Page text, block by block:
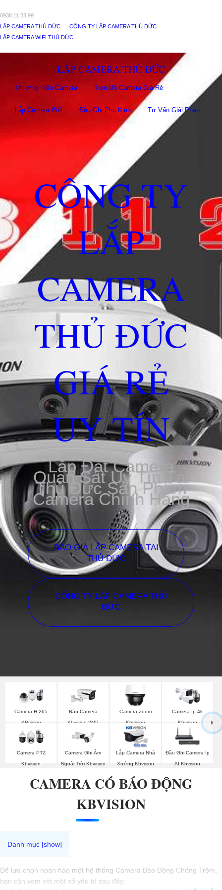
0938 11 23 99
LẮP CAMERA THỦ ĐỨC
CÔNG TY LẮP CAMERA THỦ ĐỨC
LẮP CAMERA WIFI THỦ ĐỨC
LẮP CAMERA THỦ ĐỨC
Thương Hiệu Camera Trọn Bộ Camera Giá Rẻ
Lắp Camera Wifi Đầu Ghi Phụ Kiên Tư Vấn Giải Pháp
CÔNG TY
LẮP
CAMERA
THỦ ĐỨC
GIÁ RẺ
UY TÍN
Lắp Đặt Camera
Quan Sát Uy Tín Tại
Thủ Đức Sản Phẩm
Camera Chính Hãng
BÁO GIÁ LẮP CAMERA TẠI
THỦ ĐỨC
CÔNG TY LẮP CAMERA THỦ
ĐỨC
Camera H.265
KBvision
Bán Camera
Kbvision 2MP
Camera Zoom
Kbvision
Camera Ip 4k
Kbvision
Camera PTZ
Kbvision
Camera Ghi Âm
Ngoài Trời Kbvision
Lắp Camera Nhà
Xưởng Kbvision
Đầu Ghi Camera Ip
AI Kbvision
CAMERA CÓ BÁO ĐỘNG
KBVISION
Để lựa chọn hoàn hảo một hệ thống Camera Báo Động Chống Trộm,
bạn cần xem xét một số yếu tố sau đây: